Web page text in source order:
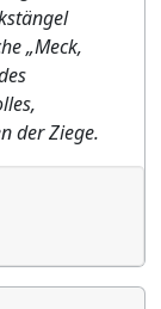
„Meck,
der Ziege.